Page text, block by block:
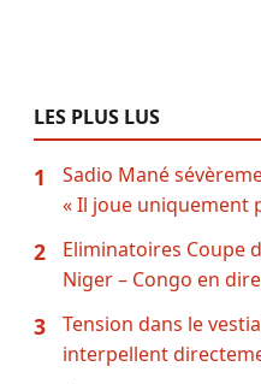
LES PLUS LUS
1
Sadio Mané
« Il joue uniquement
2
Eliminatoires Coupe
Niger – Congo en
3
Tension dans le
interpellent